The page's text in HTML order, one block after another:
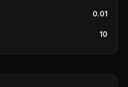
0.01
10